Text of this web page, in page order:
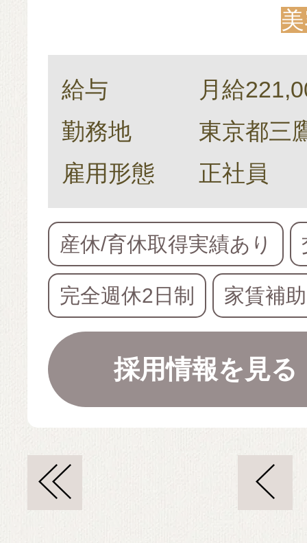
給与
月給
勤務地
東京都三
雇用形態
正社員
産休/育休取得実績あり
完全週休2日制 家賃補
採用情報を見る